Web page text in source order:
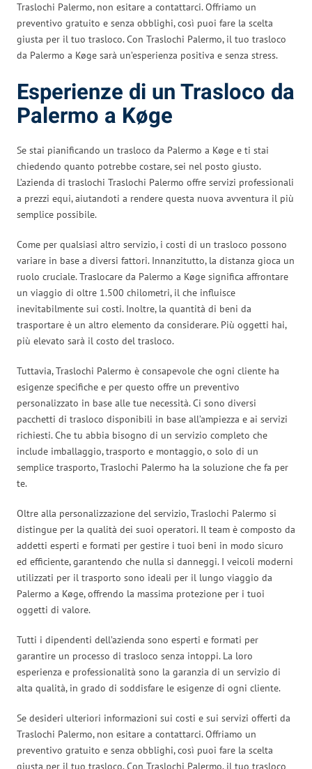
Traslochi Palermo, non esitare a contattarci. Offriamo un
preventivo gratuito e senza obblighi, così puoi fare la scelta
giusta per il tuo trasloco. Con Traslochi Palermo, il tuo trasloco
da Palermo a Køge sarà un’esperienza positiva e senza stress.
Esperienze di un Trasloco da
Palermo a Køge
Se stai pianificando un trasloco da Palermo a Køge e ti stai
chiedendo quanto potrebbe costare, sei nel posto giusto.
L’azienda di traslochi Traslochi Palermo offre servizi professionali
a prezzi equi, aiutandoti a rendere questa nuova avventura il più
semplice possibile.
Come per qualsiasi altro servizio, i costi di un trasloco possono
variare in base a diversi fattori. Innanzitutto, la distanza gioca un
ruolo cruciale. Traslocare da Palermo a Køge significa affrontare
un viaggio di oltre 1.500 chilometri, il che influisce
inevitabilmente sui costi. Inoltre, la quantità di beni da
trasportare è un altro elemento da considerare. Più oggetti hai,
più elevato sarà il costo del trasloco.
Tuttavia, Traslochi Palermo è consapevole che ogni cliente ha
esigenze specifiche e per questo offre un preventivo
personalizzato in base alle tue necessità. Ci sono diversi
pacchetti di trasloco disponibili in base all’ampiezza e ai servizi
richiesti. Che tu abbia bisogno di un servizio completo che
include imballaggio, trasporto e montaggio, o solo di un
semplice trasporto, Traslochi Palermo ha la soluzione che fa per
te.
Oltre alla personalizzazione del servizio, Traslochi Palermo si
distingue per la qualità dei suoi operatori. Il team è composto da
addetti esperti e formati per gestire i tuoi beni in modo sicuro
ed efficiente, garantendo che nulla si danneggi. I veicoli moderni
utilizzati per il trasporto sono ideali per il lungo viaggio da
Palermo a Køge, offrendo la massima protezione per i tuoi
oggetti di valore.
Tutti i dipendenti dell’azienda sono esperti e formati per
garantire un processo di trasloco senza intoppi. La loro
esperienza e professionalità sono la garanzia di un servizio di
alta qualità, in grado di soddisfare le esigenze di ogni cliente.
Se desideri ulteriori informazioni sui costi e sui servizi offerti da
Traslochi Palermo, non esitare a contattarci. Offriamo un
preventivo gratuito e senza obblighi, così puoi fare la scelta
giusta per il tuo trasloco. Con Traslochi Palermo, il tuo trasloco